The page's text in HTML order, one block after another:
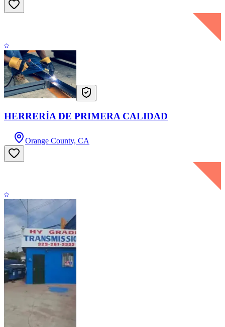
HERRERÍA DE PRIMERA CALIDAD
Orange County, CA